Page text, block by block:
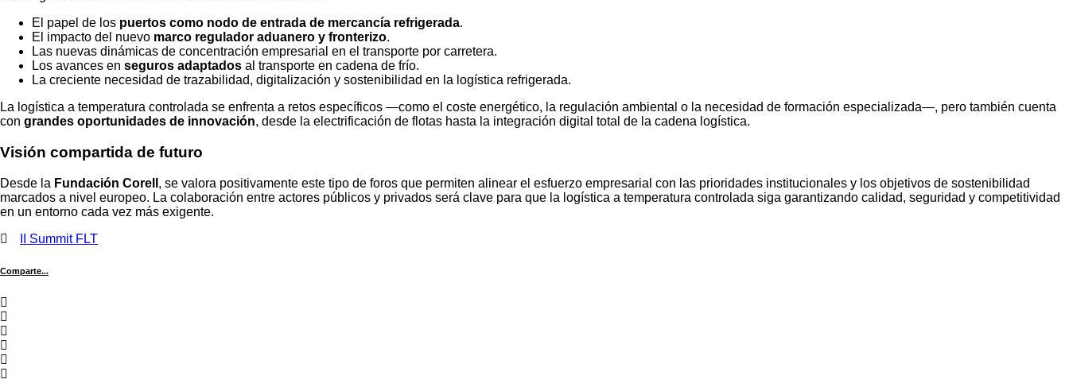
El papel de los puertos como nodo de entrada de mercancía refrigerada.
El impacto del nuevo marco regulador aduanero y fronterizo.
Las nuevas dinámicas de concentración empresarial en el transporte por carretera.
Los avances en seguros adaptados al transporte en cadena de frío.
La creciente necesidad de trazabilidad, digitalización y sostenibilidad en la logística refrigerada.
La logística a temperatura controlada se enfrenta a retos específicos —como el coste energético, la regulación ambiental o la necesidad de formación especializada—, pero también cuenta
con grandes oportunidades de innovación, desde la electrificación de flotas hasta la integración digital total de la cadena logística.
Visión compartida de futuro
Desde la Fundación Corell , se valora positivamente este tipo de foros que permiten alinear el esfuerzo empresarial con las prioridades institucionales y los objetivos de sostenibilidad
marcados a nivel europeo. La colaboración entre actores públicos y privados será clave para que la logística a temperatura controlada siga garantizando calidad, seguridad y competitividad
en un entorno cada vez más exigente.
II Summit FLT
Comparte...